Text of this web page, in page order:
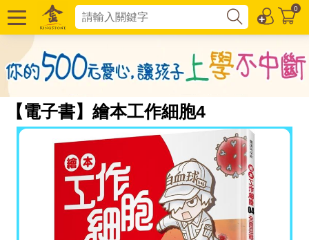
0
【電子書】繪本工作細胞4